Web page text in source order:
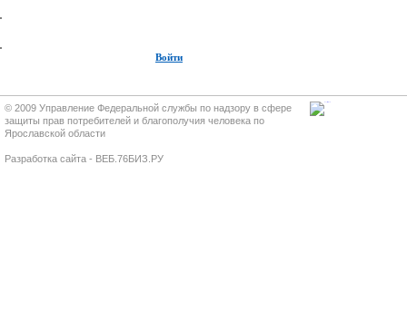
Войти
© 2009 Управление Федеральной службы по надзору в сфере
защиты прав потребителей и благополучия человека по
Ярославской области
Разработка сайта - ВЕБ.76БИЗ.РУ